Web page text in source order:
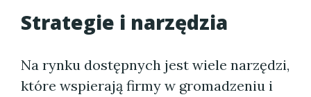
Strategie i narzędzia
Na rynku dostępnych jest wiele narzędzi,
które wspierają firmy w gromadzeniu i